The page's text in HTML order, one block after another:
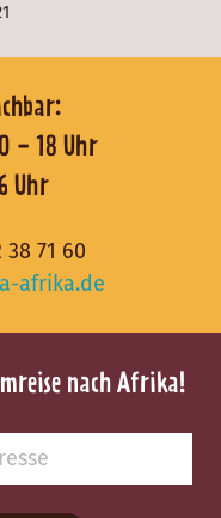
10 - 18 Uhr
Uhr
38 71 60
afrika.de
nach Afrika!